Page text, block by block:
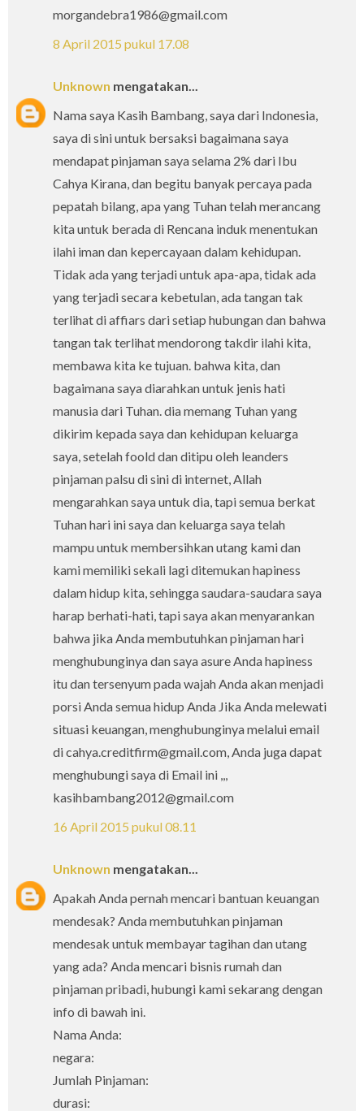
morgandebra1986@gmail.com
8 April 2015 pukul 17.08
Unknown mengatakan...
Nama saya Kasih Bambang, saya dari Indonesia,
saya di sini untuk bersaksi bagaimana saya
mendapat pinjaman saya selama 2% dari Ibu
Cahya Kirana, dan begitu banyak percaya pada
pepatah bilang, apa yang Tuhan telah merancang
kita untuk berada di Rencana induk menentukan
ilahi iman dan kepercayaan dalam kehidupan.
Tidak ada yang terjadi untuk apa-apa, tidak ada
yang terjadi secara kebetulan, ada tangan tak
terlihat di affiars dari setiap hubungan dan bahwa
tangan tak terlihat mendorong takdir ilahi kita,
membawa kita ke tujuan. bahwa kita, dan
bagaimana saya diarahkan untuk jenis hati
manusia dari Tuhan. dia memang Tuhan yang
dikirim kepada saya dan kehidupan keluarga
saya, setelah foold dan ditipu oleh leanders
pinjaman palsu di sini di internet, Allah
mengarahkan saya untuk dia, tapi semua berkat
Tuhan hari ini saya dan keluarga saya telah
mampu untuk membersihkan utang kami dan
kami memiliki sekali lagi ditemukan hapiness
dalam hidup kita, sehingga saudara-saudara saya
harap berhati-hati, tapi saya akan menyarankan
bahwa jika Anda membutuhkan pinjaman hari
menghubunginya dan saya asure Anda hapiness
itu dan tersenyum pada wajah Anda akan menjadi
porsi Anda semua hidup Anda Jika Anda melewati
situasi keuangan, menghubunginya melalui email
di cahya.creditfirm@gmail.com, Anda juga dapat
menghubungi saya di Email ini ,,,
kasihbambang2012@gmail.com
16 April 2015 pukul 08.11
Unknown mengatakan...
Apakah Anda pernah mencari bantuan keuangan
mendesak? Anda membutuhkan pinjaman
mendesak untuk membayar tagihan dan utang
yang ada? Anda mencari bisnis rumah dan
pinjaman pribadi, hubungi kami sekarang dengan
info di bawah ini.
Nama Anda:
negara:
Jumlah Pinjaman:
durasi: